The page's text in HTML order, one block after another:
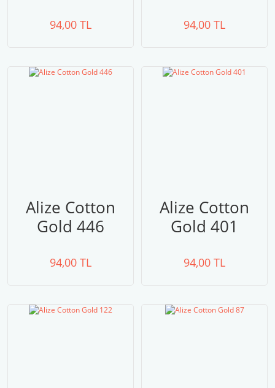
94,00 TL 94,00 TL
Alize Cotton
Gold 446
94,00 TL
Alize Cotton
Gold 401
94,00 TL